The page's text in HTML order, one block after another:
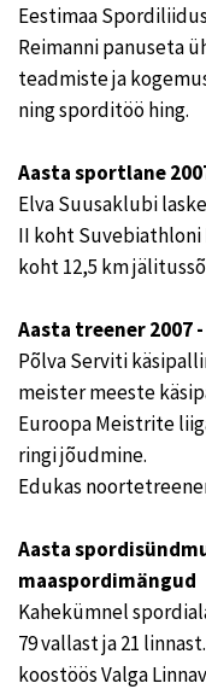
Eestimaa
Reimanni panuseta
teadmiste ja
ning sporditöö hing.
Aasta sportlane
Elva Suusaklubi
II koht Suvebiathloni
koht 12,5 km
Aasta treener 2007
Põlva Serviti
meister meeste
Euroopa Meistrite
ringi jõudmine.
Edukas
Aasta
maaspordimängud
Kahekümnel
79 vallast ja 21
koostöös Valga